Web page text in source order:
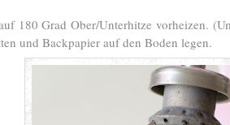
180 Grad Ober/Unterhitze vorheizen.
und Backpapier auf den Boden legen.